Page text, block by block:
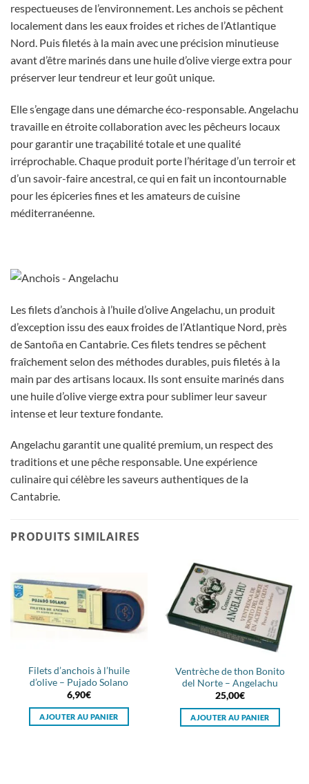
respectueuses de l’environnement. Les anchois se pêchent
localement dans les eaux froides et riches de l’Atlantique
Nord. Puis filetés à la main avec une précision minutieuse
avant d’être marinés dans une huile d’olive vierge extra pour
préserver leur tendreur et leur goût unique.
Elle s’engage dans une démarche éco-responsable. Angelachu
travaille en étroite collaboration avec les pêcheurs locaux
pour garantir une traçabilité totale et une qualité
irréprochable. Chaque produit porte l’héritage d’un terroir et
d’un savoir-faire ancestral, ce qui en fait un incontournable
pour les épiceries fines et les amateurs de cuisine
méditerranéenne.
Les filets d’anchois à l’huile d’olive Angelachu, un produit
d’exception issu des eaux froides de l’Atlantique Nord, près
de Santoña en Cantabrie. Ces filets tendres se pêchent
fraîchement selon des méthodes durables, puis filetés à la
main par des artisans locaux. Ils sont ensuite marinés dans
une huile d’olive vierge extra pour sublimer leur saveur
intense et leur texture fondante.
Angelachu garantit une qualité premium, un respect des
traditions et une pêche responsable. Une expérience
culinaire qui célèbre les saveurs authentiques de la
Cantabrie.
PRODUITS SIMILAIRES
Filets d’anchois à l’huile
d’olive – Pujado Solano
6,90€
AJOUTER AU PANIER
Ventrèche de thon Bonito
del Norte – Angelachu
25,00€
AJOUTER AU PANIER